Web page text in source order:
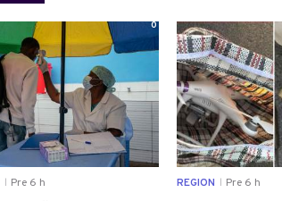
0
Pre 6 h REGION Pre 6 h